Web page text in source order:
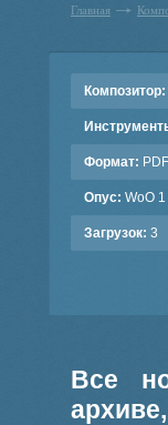
Главная
Композитор:
Формат: PDF
Опус: WoO 1
Загрузок: 3
Все